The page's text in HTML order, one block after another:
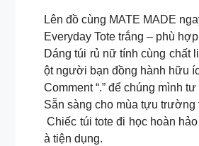
Lên đồ cùng MATE MADE
Everyday Tote trắng – phù
Dáng túi rủ nữ tính cùng chất
ột người bạn đồng hành hữu
Comment “.” để chúng mình
Sẵn sàng cho mùa tựu
Chiếc túi tote đi học hoàn
à tiện dụng.